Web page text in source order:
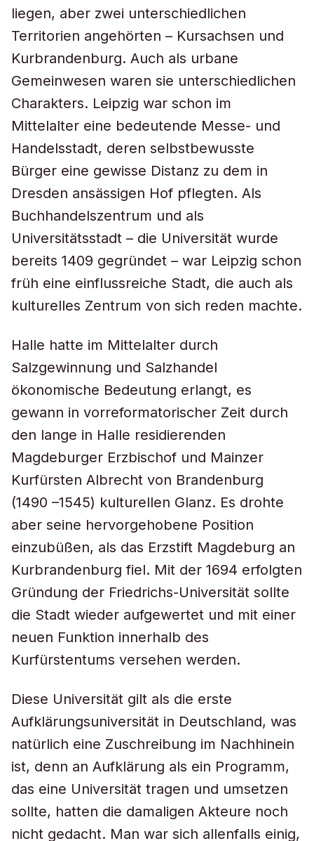
liegen, aber zwei unterschiedlichen
Territorien angehörten – Kursachsen und
Kurbrandenburg. Auch als urbane
Gemeinwesen waren sie unterschiedlichen
Charakters. Leipzig war schon im
Mittelalter eine bedeutende Messe- und
Handelsstadt, deren selbstbewusste
Bürger eine gewisse Distanz zu dem in
Dresden ansässigen Hof pflegten. Als
Buchhandelszentrum und als
Universitätsstadt – die Universität wurde
bereits 1409 gegründet – war Leipzig schon
früh eine einflussreiche Stadt, die auch als
kulturelles Zentrum von sich reden machte.
Halle hatte im Mittelalter durch
Salzgewinnung und Salzhandel
ökonomische Bedeutung erlangt, es
gewann in vorreformatorischer Zeit durch
den lange in Halle residierenden
Magdeburger Erzbischof und Mainzer
Kurfürsten Albrecht von Brandenburg
(1490 –1545) kulturellen Glanz. Es drohte
aber seine hervorgehobene Position
einzubüßen, als das Erzstift Magdeburg an
Kurbrandenburg fiel. Mit der 1694 erfolgten
Gründung der Friedrichs-Universität sollte
die Stadt wieder aufgewertet und mit einer
neuen Funktion innerhalb des
Kurfürstentums versehen werden.
Diese Universität gilt als die erste
Aufklärungsuniversität in Deutschland, was
natürlich eine Zuschreibung im Nachhinein
ist, denn an Aufklärung als ein Programm,
das eine Universität tragen und umsetzen
sollte, hatten die damaligen Akteure noch
nicht gedacht. Man war sich allenfalls einig,